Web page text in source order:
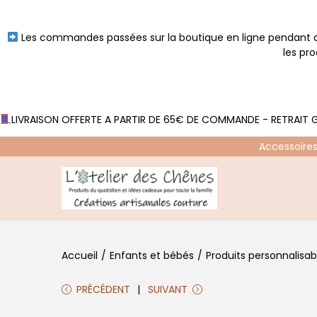
Les commandes passées sur la boutique en ligne
les
LIVRAISON OFFERTE A PARTIR DE 65€ DE COMMANDE - RETRAIT
s
r
s
r
Accueil / Enfants et bébés / Produits
PRÉCÉDENT SUIVANT